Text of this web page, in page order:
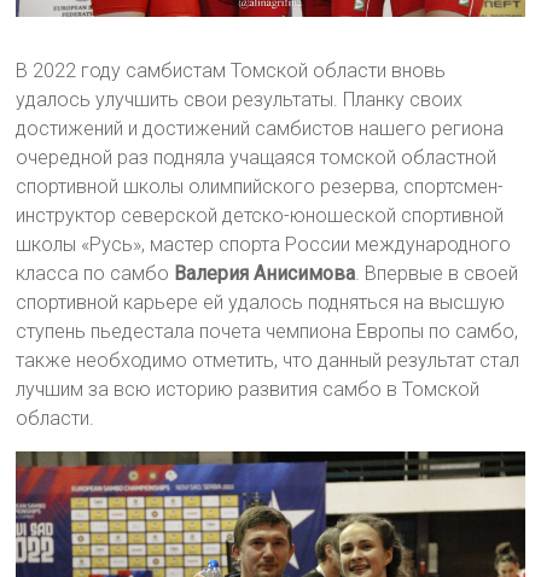
В 2022 году самбистам Томской области вновь
удалось улучшить свои результаты. Планку своих
достижений и достижений самбистов нашего региона
очередной раз подняла учащаяся томской областной
спортивной школы олимпийского резерва, спортсмен-
инструктор северской детско-юношеской спортивной
школы «Русь», мастер спорта России международного
класса по самбо Валерия Анисимова . Впервые в своей
спортивной карьере ей удалось подняться на высшую
ступень пьедестала почета чемпиона Европы по самбо,
также необходимо отметить, что данный результат стал
лучшим за всю историю развития самбо в Томской
области.